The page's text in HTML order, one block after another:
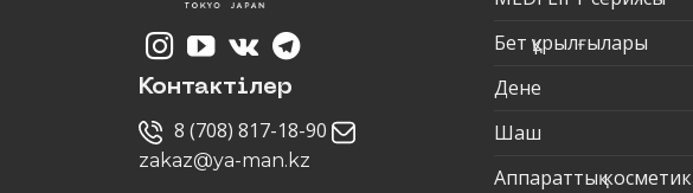
Контактілер
8 (708) 817-18-90
zakaz@ya-man.kz
Бет құрылғылары
Дене
Шаш
Аппараттық косметик